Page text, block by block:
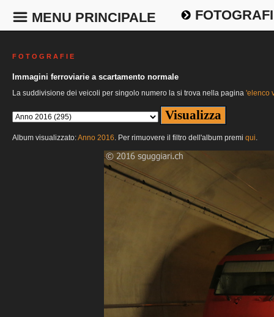
MENU PRINCIPALE
F O T O G R A F I E
Immagini ferroviarie a scartamento normale
La suddivisione dei veicoli per singolo numero la si trova nella pagina 'elenco
Album visualizzato:Anno 2016. Per rimuovere il filtro dell'album premi qui.